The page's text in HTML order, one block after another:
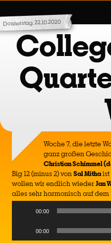
Donnerstag, 22.10.2020
Woche 7, die letzte
ganz großen
Christian Schimmel
Big 12 (minus 2) vonSal Mithaist
wollen wir endlich wiederJan
alles sehr harmonisch auf dem
00:00
00:00